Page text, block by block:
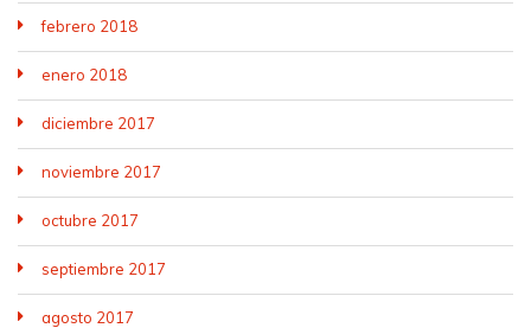
febrero 2018
enero 2018
diciembre 2017
noviembre 2017
octubre 2017
septiembre 2017
agosto 2017